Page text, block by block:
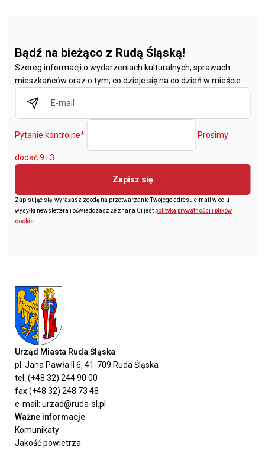
Bądź na bieżąco z Rudą Śląską!
Szereg informacji o wydarzeniach kulturalnych, sprawach
mieszkańców oraz o tym, co dzieje się na co dzień w mieście.
Pytanie kontrolne* Prosimy
dodać 9 i 3.
Zapisz się
Zapisując się, wyrażasz zgodę na przetwarzanie Twojego adresu e-mail w celu
wysyłki newslettera i oświadczasz że znana Ci jestpolityka prywatności i plików
cookie
Urząd Miasta Ruda Śląska
pl. Jana Pawła II 6, 41-709 Ruda Śląska
tel. (+48 32) 244 90 00
fax (+48 32) 248 73 48
e-mail: urzad@ruda-sl.pl
Ważne informacje
Komunikaty
Jakość powietrza